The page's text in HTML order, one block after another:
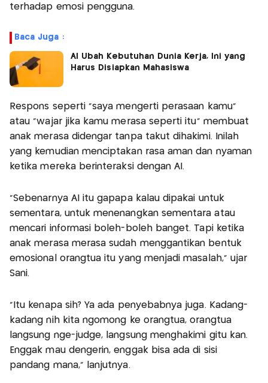
terhadap emosi pengguna.
Baca Juga :
AI Ubah Kebutuhan Dunia Kerja, Ini yang
Harus Disiapkan Mahasiswa
Respons seperti "saya mengerti perasaan kamu"
atau "wajar jika kamu merasa seperti itu" membuat
anak merasa didengar tanpa takut dihakimi. Inilah
yang kemudian menciptakan rasa aman dan nyaman
ketika mereka berinteraksi dengan AI.
“Sebenarnya AI itu gapapa kalau dipakai untuk
sementara, untuk menenangkan sementara atau
mencari informasi boleh-boleh banget. Tapi ketika
anak merasa merasa sudah menggantikan bentuk
emosional orangtua itu yang menjadi masalah,” ujar
Sani.
“Itu kenapa sih? Ya ada penyebabnya juga. Kadang-
kadang nih kita ngomong ke orangtua, orangtua
langsung nge-judge, langsung menghakimi gitu kan.
Enggak mau dengerin, enggak bisa ada di sisi
pandang mana,” lanjutnya.